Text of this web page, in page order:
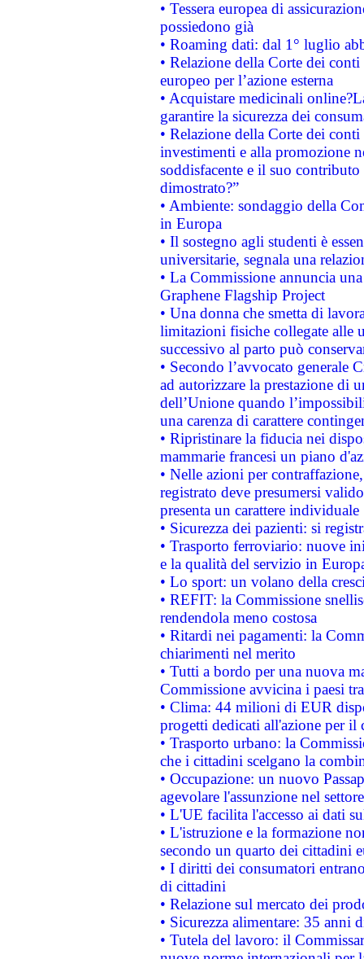
• Tessera europea di
possiedono già
• Roaming dati: dal 1° luglio
• Relazione della Corte dei
europeo per l’azione esterna
• Acquistare medicinali
garantire la sicurezza dei
• Relazione della Corte dei
investimenti e alla promozione
soddisfacente e il suo
dimostrato?”
• Ambiente: sondaggio della
in Europa
• Il sostegno agli studenti è
universitarie, segnala una
• La Commissione annuncia
Graphene Flagship Project
• Una donna che smetta di
limitazioni fisiche collegate alle
successivo al parto può
• Secondo l’avvocato
ad autorizzare la prestazione di
dell’Unione quando
una carenza di carattere
• Ripristinare la fiducia nei
mammarie francesi un piano
• Nelle azioni per
registrato deve presumersi
presenta un carattere individuale
• Sicurezza dei pazienti: si
• Trasporto ferroviario: nuove
e la qualità del servizio in
• Lo sport: un volano della
• REFIT: la Commissione
rendendola meno costosa
• Ritardi nei pagamenti: la
chiarimenti nel merito
• Tutti a bordo per una nuova
Commissione avvicina i paesi
• Clima: 44 milioni di EUR
progetti dedicati all'azione per il
• Trasporto urbano: la
che i cittadini scelgano la
• Occupazione: un nuovo
agevolare l'assunzione nel
• L'UE facilita l'accesso ai dati
• L'istruzione e la formazione
secondo un quarto dei cittadini
• I diritti dei consumatori
di cittadini
• Relazione sul mercato dei
• Sicurezza alimentare: 35 anni
• Tutela del lavoro: il